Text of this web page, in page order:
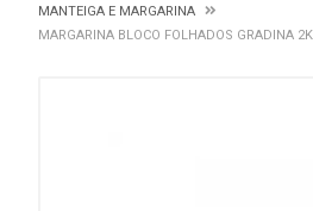
MANTEIGA E MARGARINA
MARGARINA BLOCO FOLHADOS GRADINA